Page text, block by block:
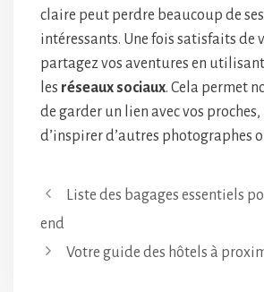
claire peut perdre beaucoup de
intéressants. Une fois satisfaits de
partagez vos aventures en
les réseaux sociaux. Cela permet
de garder un lien avec vos
d’inspirer d’autres photographes
Liste des bagages essentiels
end
Votre guide des hôtels à